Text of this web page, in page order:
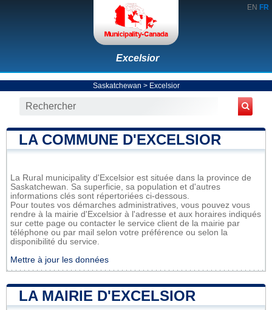
EN FR
Excelsior
Saskatchewan > Excelsior
LA COMMUNE D'EXCELSIOR
La Rural municipality d'Excelsior est située dans la province de
Saskatchewan. Sa superficie, sa population et d'autres
informations clés sont répertoriées ci-dessous.
Pour toutes vos démarches administratives, vous pouvez vous
rendre à la mairie d'Excelsior à l'adresse et aux horaires indiqués
sur cette page ou contacter le service client de la mairie par
téléphone ou par mail selon votre préférence ou selon la
disponibilité du service.
Mettre à jour les données
LA MAIRIE D'EXCELSIOR